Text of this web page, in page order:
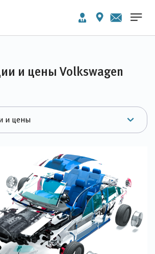
и цены Volkswagen